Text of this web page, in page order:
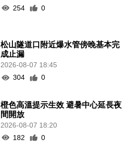
254
0
松山隧道口附近爆水管傍晚基本完
成止漏
2026-08-07 18:45
304
0
橙色高溫提示生效 避暑中心延長夜
間開放
2026-08-07 18:20
182
0